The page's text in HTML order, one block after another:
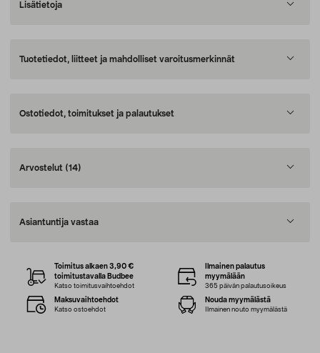
Lisätietoja
Tuotetiedot, liitteet ja mahdolliset varoitusmerkinnät
Ostotiedot, toimitukset ja palautukset
Arvostelut (14)
Asiantuntija vastaa
Toimitus alkaen 3,90 €
toimitustavalla Budbee
Katso toimitusvaihtoehdot
Ilmainen palautus
myymälään
365 päivän palautusoikeus
Maksuvaihtoehdot
Katso ostoehdot
Nouda myymälästä
Ilmainen nouto myymälästä